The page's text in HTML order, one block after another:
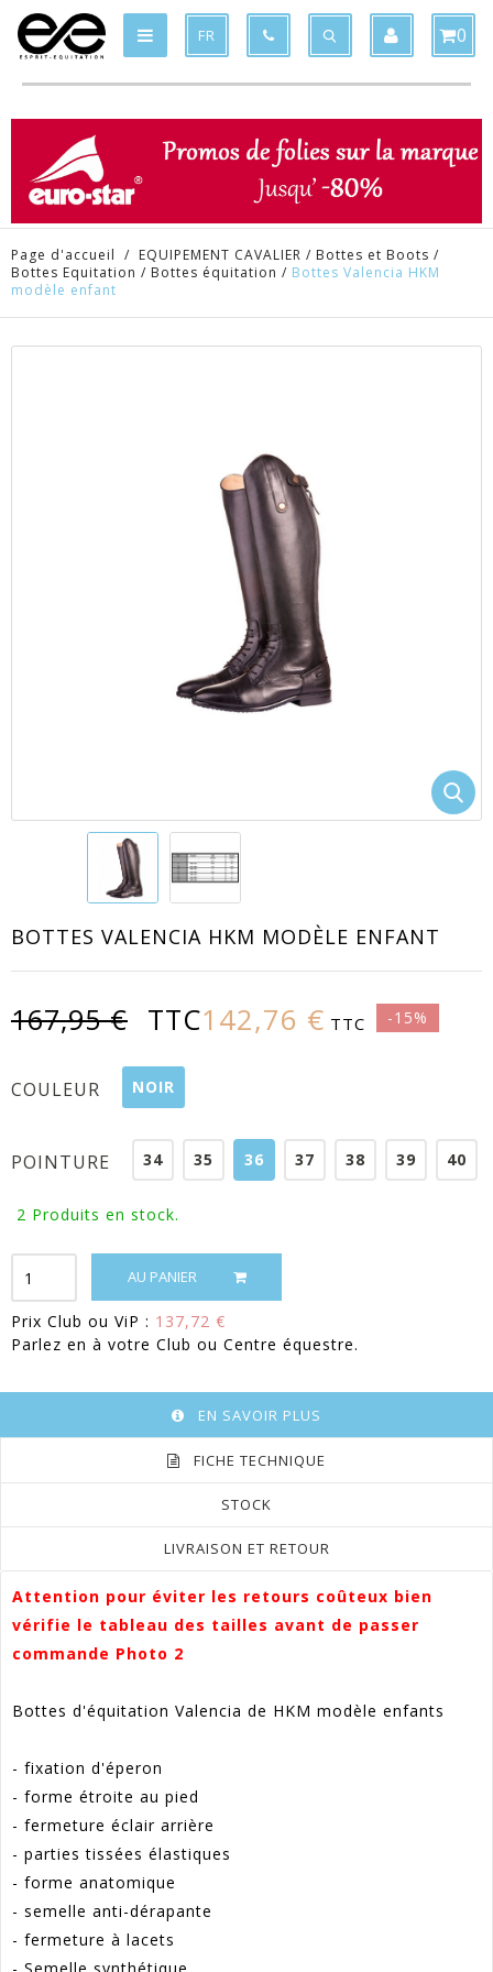
FR 0
Page d'accueil / EQUIPEMENT CAVALIER / Bottes et Boots /
Bottes Equitation / Bottes équitation / Bottes Valencia HKM
modèle enfant
BOTTES VALENCIA HKM MODÈLE ENFANT
167,95 € TTC142,76 € TTC -15%
COULEUR NOIR
POINTURE 34 35 36 37 38 39 40
2 Produits en stock.
AU PANIER
Prix Club ou ViP : 137,72 €
Parlez en à votre Club ou Centre équestre.
EN SAVOIR PLUS
FICHE TECHNIQUE
STOCK
LIVRAISON ET RETOUR
Attention pour éviter les retours coûteux bien
vérifie le tableau des tailles avant de passer
commande Photo 2
Bottes d'équitation Valencia de HKM modèle enfants
- fixation d'éperon
- forme étroite au pied
- fermeture éclair arrière
- parties tissées élastiques
- forme anatomique
- semelle anti-dérapante
- fermeture à lacets
- Semelle synthétique
Produit ajouté au panier x
Produit supprimé du panier x